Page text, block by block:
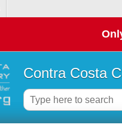
Contra Costa